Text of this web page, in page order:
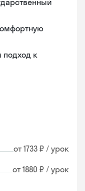
подход к
от 1733 ₽ / урок
от 1880 ₽ / урок